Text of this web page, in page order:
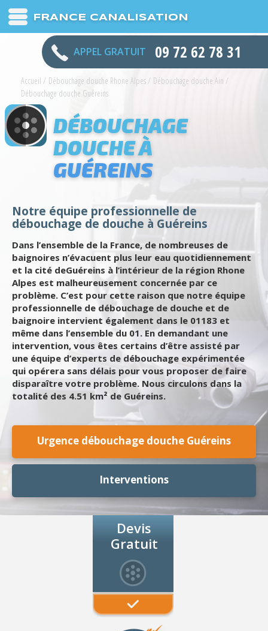
FRANCE CANALISATION
APPEL GRATUIT 09 72 62 78 31
Accueil / Débouchage douche Rhone Alpes/ Débouchage douche Ain /
Débouchage douche Guéreins
DÉBOUCHAGE
DOUCHE À
GUÉREINS
Notre équipe professionnelle de
débouchage de douche à Guéreins
Dans l’ensemble de la France, de nombreuses de
baignoires n’évacuent plus leur eau quotidiennement
et la cité deGuéreins à l’intérieur de la région Rhone
Alpes est malheureusement concernée par ce
problème. C’est pour cette raison que notre équipe
professionnelle de débouchage de douche et de
baignoire intervient également dans le 01183 et
même dans l’ensemble du 01. En demandant une
intervention, vous êtes certains d’être assisté par
une équipe d’experts de débouchage expérimentée
qui opérera sans délais pour vous proposer de faire
disparaître votre problème. Nous circulons dans la
totalité des 4.51 km² de Guéreins.
Urgence débouchage douche Guéreins
Interventions
Devis
Gratuit